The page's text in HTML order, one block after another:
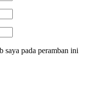
saya pada peramban ini